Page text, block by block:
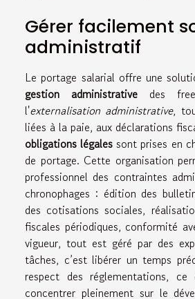
Gérer facilement
administratif
Le portage salarial offre une
gestion administrative des
l'externalisation administrative,
liées à la paie, aux déclarations
obligations légales sont prises en
de portage. Cette organisation
professionnel des contraintes
chronophages : édition des
des cotisations sociales,
fiscales périodiques, conformité
vigueur, tout est géré par des
tâches, c’est libérer un temps
respect des réglementations,
concentrer pleinement sur le